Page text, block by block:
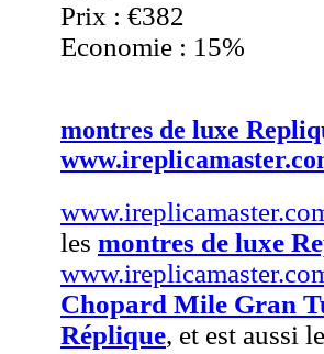
Prix : €382
Economie : 15%
montres de luxe
les montres de luxe
Chopard Mile Gran
Réplique, et est aussi